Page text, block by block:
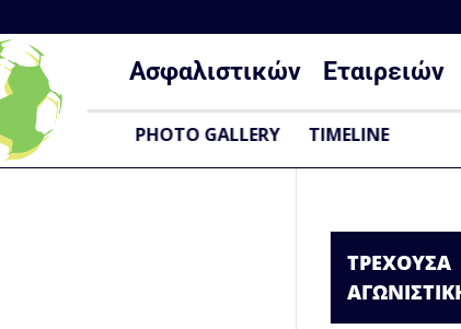
Ασφαλιστικών Εταιρειών
PHOTO GALLERY TIMELINE
ΤΡΕΧΟΥΣΑ